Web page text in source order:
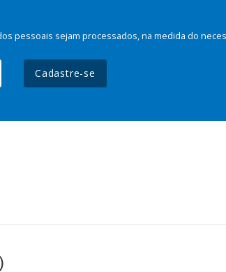
pessoais sejam processados, na medida do
Cadastre-se